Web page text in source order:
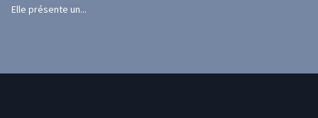
Elle présente un...